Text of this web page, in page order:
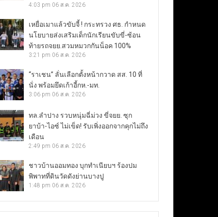
4:03 pm 06 ส.ค. 2026
เหยื่อเมาแล้วขับจี้ ! กระทรวง ศธ. กำหนด
นโยบายส่งเสริมเด็กนักเรียนขับขี่-ซ้อน
ท้ายรถจยย.สวมหมวกกันน็อค 100%
3:21 pm 06 ส.ค. 2026
“ราเชน” ลั่นเลือกตั้งหน้ากวาด สส. 10 ที่
นั่ง พร้อมยึดเก้าอี้กห.-มท.
3:06 pm 06 ส.ค. 2026
ทล.ลำปาง รวบหนุ่มฉี่ม่วง ขี่จยย. ซุก
ยาบ้า-ไอซ์ ไม่เข็ด! รับเพิ่งออกจากคุกไม่ถึง
เดือน
2:49 pm 06 ส.ค. 2026
ชาวบ้านออมทอง บุกทำเนียบฯ ร้องปม
พิพาทที่ดินวัดดังย่านบางปู
1:48 pm 06 ส.ค. 2026